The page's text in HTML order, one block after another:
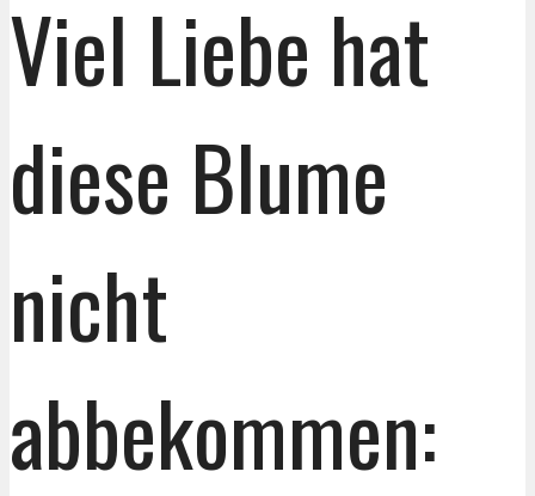
Viel Liebe hat
diese Blume
nicht
abbekommen: